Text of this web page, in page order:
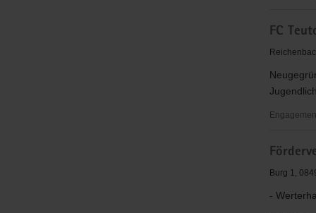
Luth.
FC
Teutonia
Burg 1,
-